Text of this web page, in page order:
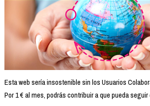
Esta web sería insostenible sin los Usuarios
Por 1 € al mes, podrás contribuir a que pueda seguir